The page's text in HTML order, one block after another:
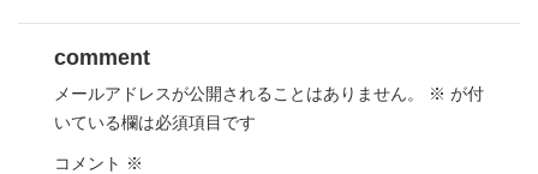
comment
メールアドレスが公開されることはありません。 ※ が付
いている欄は必須項目です
コメント ※